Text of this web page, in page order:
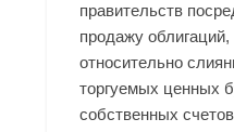
правительств
продажу
относительно
торгуемых ценных
собственных